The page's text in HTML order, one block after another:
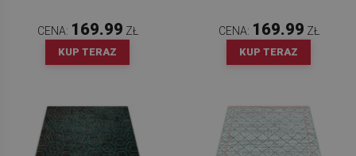
CENA: 169.99 ZŁ
KUP TERAZ
CENA: 169.99 ZŁ
KUP TERAZ